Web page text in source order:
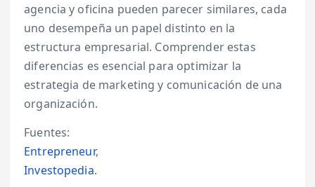
agencia y oficina pueden parecer similares, cada
uno desempeña un papel distinto en la
estructura empresarial. Comprender estas
diferencias es esencial para optimizar la
estrategia de marketing y comunicación de una
organización.
Fuentes:
Entrepreneur,
Investopedia.